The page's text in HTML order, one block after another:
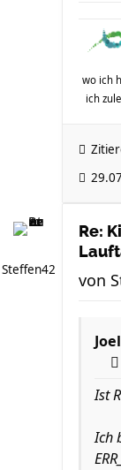
wo ich
ich
Steffen42
Re:
von
Ist
Ich